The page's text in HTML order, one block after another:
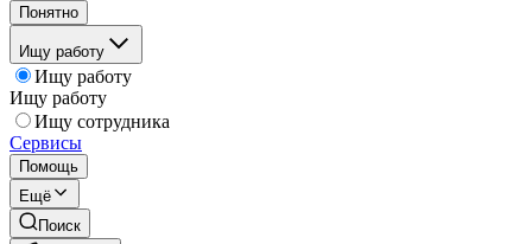
Понятно
Ищу работу
Ищу работу
Ищу работу
Ищу сотрудника
Сервисы
Помощь
Ещё
Поиск